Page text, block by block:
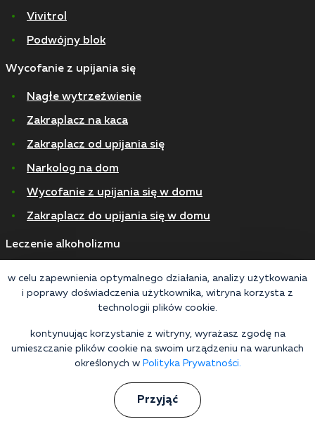
Vivitrol
Podwójny blok
Wycofanie z upijania się
Nagłe wytrzeźwienie
Zakraplacz na kaca
Zakraplacz od upijania się
Narkolog na dom
Wycofanie z upijania się w domu
Zakraplacz do upijania się w domu
Leczenie alkoholizmu
Przewlekły alkoholizm
Alkoholizm piwny
Nagłe wytrzeźwienie
© 2026 Wszelkie prawa zastrzeżone
Przetwarzanie danych osobowych
w celu zapewnienia optymalnego działania, analizy użytkowania
i poprawy doświadczenia użytkownika, witryna korzysta z
technologii plików cookie.
kontynuując korzystanie z witryny, wyrażasz zgodę na
umieszczanie plików cookie na swoim urządzeniu na warunkach
określonych w Polityka Prywatności.
Przyjąć